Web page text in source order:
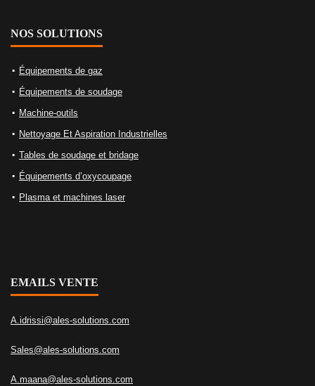
NOS SOLUTIONS
Équipements de gaz
Équipements de soudage
Machine-outils
Nettoyage Et Aspiration Industrielles
Tables de soudage et bridage
Équipements d’oxycoupage
Plasma et machines laser
EMAILS VENTE
A.idrissi@ales-solutions.com
Sales@ales-solutions.com
A.maana@ales-solutions.com